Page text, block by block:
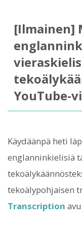
[Ilmainen]
YouTube-
Käydäänpä heti
englanninkielisiä
tekoälypohjaisen
Transcription